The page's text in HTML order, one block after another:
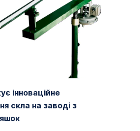
інноваційне
скла на заводі з